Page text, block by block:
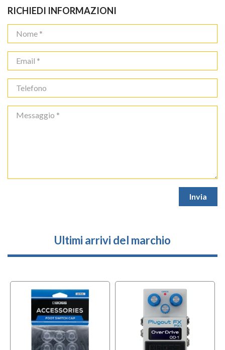
RICHIEDI INFORMAZIONI
Ultimi arrivi del marchio